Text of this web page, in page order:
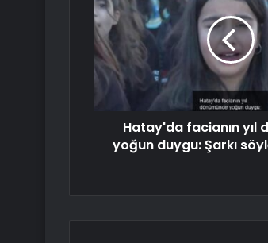
Hatay'da facianın yıl
yoğun duygu: Şarkı